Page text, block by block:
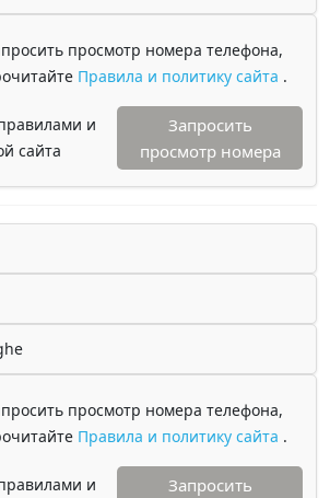
просмотр номера телефона,
Правила и политику сайта .
и
сайта
Запросить
просмотр номера
просмотр номера телефона,
Правила и политику сайта .
и
Запросить